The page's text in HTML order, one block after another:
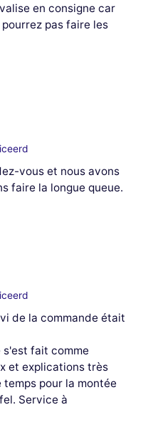
en consigne car
pas faire les
vous et nous avons
faire la longue queue.
de la commande était
s'est fait comme
et explications très
pour la montée
Service à